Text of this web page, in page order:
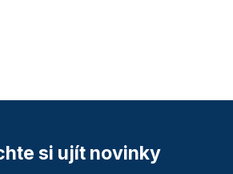
si ujít novinky